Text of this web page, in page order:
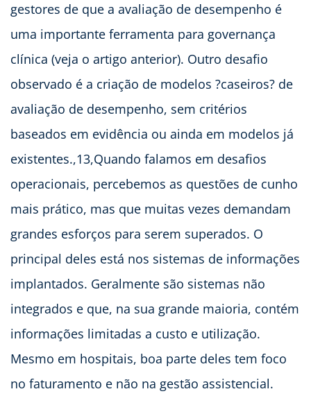
gestores de que a avaliação de desempenho é
uma importante ferramenta para governança
clínica (veja o artigo anterior). Outro desafio
observado é a criação de modelos ?caseiros? de
avaliação de desempenho, sem critérios
baseados em evidência ou ainda em modelos já
existentes.,13,Quando falamos em desafios
operacionais, percebemos as questões de cunho
mais prático, mas que muitas vezes demandam
grandes esforços para serem superados. O
principal deles está nos sistemas de informações
implantados. Geralmente são sistemas não
integrados e que, na sua grande maioria, contém
informações limitadas a custo e utilização.
Mesmo em hospitais, boa parte deles tem foco
no faturamento e não na gestão assistencial.